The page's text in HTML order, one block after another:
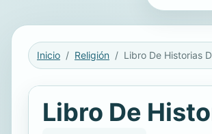
Inicio Religión
Libro De